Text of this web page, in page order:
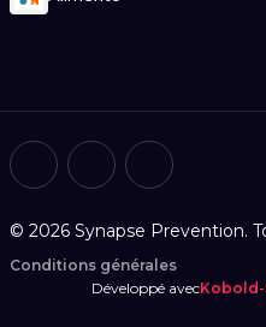
© 2026 Synapse Prevention.
Conditions générales
Développé avec